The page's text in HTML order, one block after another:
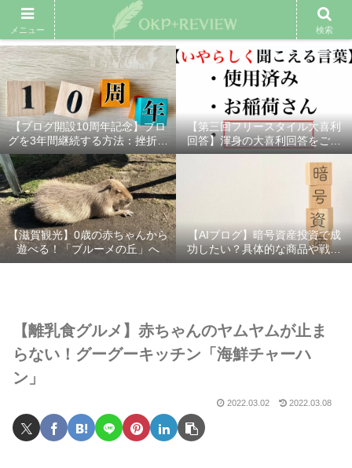
雑記ブログ プロフィール 余興動画 ベスト大喜利 スポ
【ブログ開設10周年記念】ブロ
グを3年間継続する方法：挫折し
ないための7つの秘訣
【第三回フリースタイル大喜利
回答】渾身の大喜利回答をご紹
介！
【滋賀観光】0歳の赤ちゃんから
遊べる！「ブルーメの丘」へ
【AIブログ】暗号資産投資で成
功したい？具体的な商品や戦略
を分かりやすく解説！
【離乳食グルメ】赤ちゃんのヤムヤムが止ま
らない！グーグーキッチン「海鮮チャーハ
ン」
2022.03.02 2022.03.08
メニュー 検索